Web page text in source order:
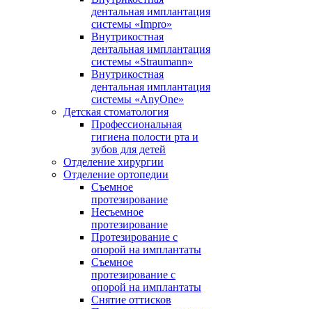
дентальная имплантация
системы «Impro»
Внутрикостная
дентальная имплантация
системы «Straumann»
Внутрикостная
дентальная имплантация
системы «AnyOne»
Детская стоматология
Профессиональная
гигиена полости рта и
зубов для детей
Отделение хирургии
Отделение ортопедии
Съемное
протезирование
Несъемное
протезирование
Протезирование с
опорой на имплантаты
Съемное
протезирование с
опорой на имплантаты
Снятие оттисков